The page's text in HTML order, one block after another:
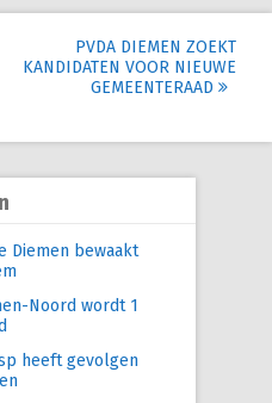
PVDA DIEMEN ZOEKT
KANDIDATEN VOOR NIEUWE
GEMEENTERAAD
Diemen bewaakt
Noord wordt 1
heeft gevolgen